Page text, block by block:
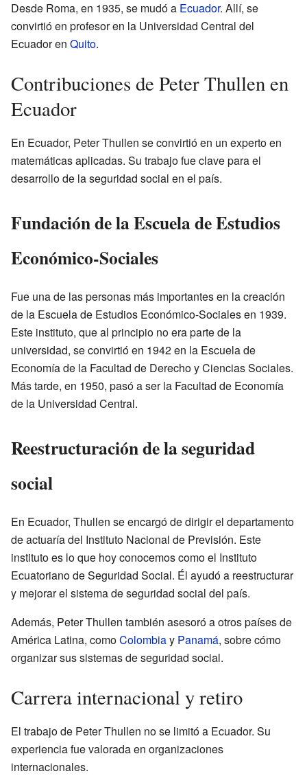
Desde Roma, en 1935, se mudó a Ecuador. Allí, se
convirtió en profesor en la Universidad Central del
Ecuador en Quito.
Contribuciones de Peter Thullen en
Ecuador
En Ecuador, Peter Thullen se convirtió en un experto en
matemáticas aplicadas. Su trabajo fue clave para el
desarrollo de la seguridad social en el país.
Fundación de la Escuela de Estudios
Económico-Sociales
Fue una de las personas más importantes en la creación
de la Escuela de Estudios Económico-Sociales en 1939.
Este instituto, que al principio no era parte de la
universidad, se convirtió en 1942 en la Escuela de
Economía de la Facultad de Derecho y Ciencias Sociales.
Más tarde, en 1950, pasó a ser la Facultad de Economía
de la Universidad Central.
Reestructuración de la seguridad
social
En Ecuador, Thullen se encargó de dirigir el departamento
de actuaría del Instituto Nacional de Previsión. Este
instituto es lo que hoy conocemos como el Instituto
Ecuatoriano de Seguridad Social. Él ayudó a reestructurar
y mejorar el sistema de seguridad social del país.
Además, Peter Thullen también asesoró a otros países de
América Latina, comoColombiay Panamá, sobre cómo
organizar sus sistemas de seguridad social.
Carrera internacional y retiro
El trabajo de Peter Thullen no se limitó a Ecuador. Su
experiencia fue valorada en organizaciones
internacionales.